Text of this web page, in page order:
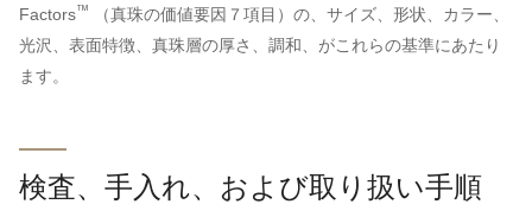
Factors™
（真珠の価値要因７項目）の、サイズ、形状、カラー、
光沢、表面特徴、真珠層の厚さ、調和、がこれらの基準にあたり
ます。
検査、手入れ、および取り扱い手順